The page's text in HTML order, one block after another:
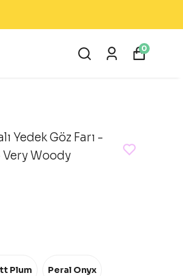
0
Yedek Göz Farı -
Very Woody
Plum Peral Onyx